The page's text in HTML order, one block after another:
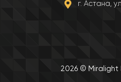
г. Астана,
2026 © Miralight